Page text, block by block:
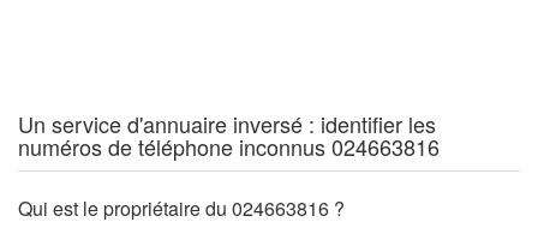
Un service d'annuaire inversé : identifier les
numéros de téléphone inconnus 024663816
Qui est le propriétaire du 024663816 ?